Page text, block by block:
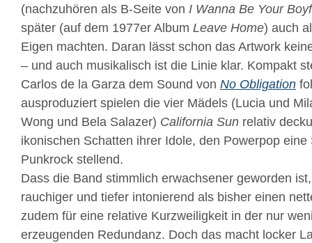
(nachzuhören als B-Seite von I Wanna Be Your
später (auf dem 1977er Album Leave Home) auch
Eigen machten. Daran lässt schon das Artwork
– und auch musikalisch ist die Linie klar. Kompakt
Carlos de la Garza dem Sound von No Obligation
ausproduziert spielen die vier Mädels (Lucia und
Wong und Bela Salazer) California Sun relativ
ikonischen Schatten ihrer Idole, den Powerpop
Punkrock stellend.
Dass die Band stimmlich erwachsener geworden
rauchiger und tiefer intonierend als bisher einen
zudem für eine relative Kurzweiligkeit in der nur
erzeugenden Redundanz. Doch das macht locker